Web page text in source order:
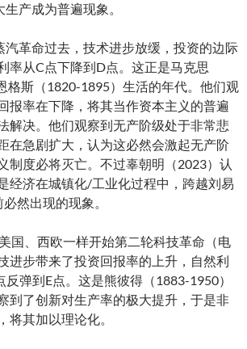
产成为普遍现象。
汽革命过去，技术进步放缓，投资的边际
率从C点下降到D点。这正是马克思
格斯（1820-1895）生活的年代。他们观
报率在下降，将其当作资本主义的普遍
解决。他们观察到无产阶级处于非常悲
在急剧扩大，认为这必然会激起无产阶
制度必将灭亡。不过辜朝明（2023）认
经济在城镇化/工业化过程中，跨越刘易
然出现的现象。
国、西欧一样开始第二轮科技革命（电
进步带来了投资回报率的上升，自然利
弹到E点。这是熊彼得（1883-1950）
到了创新对生产率的极大提升，于是非
将其加以理论化。